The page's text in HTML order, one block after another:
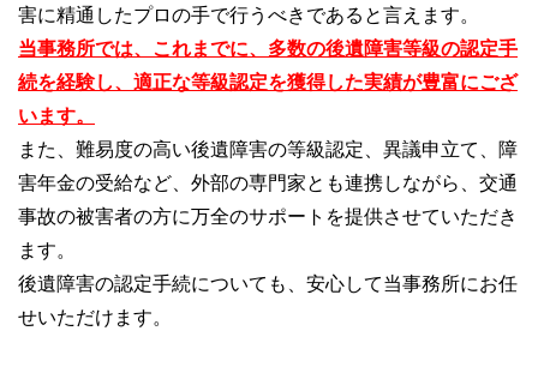
害に精通したプロの手で行うべきであると言えます。
当事務所では、これまでに、多数の後遺障害等級の認定手
続を経験し、適正な等級認定を獲得した実績が豊富にござ
います。
また、難易度の高い後遺障害の等級認定、異議申立て、障
害年金の受給など、外部の専門家とも連携しながら、交通
事故の被害者の方に万全のサポートを提供させていただき
ます。
後遺障害の認定手続についても、安心して当事務所にお任
せいただけます。